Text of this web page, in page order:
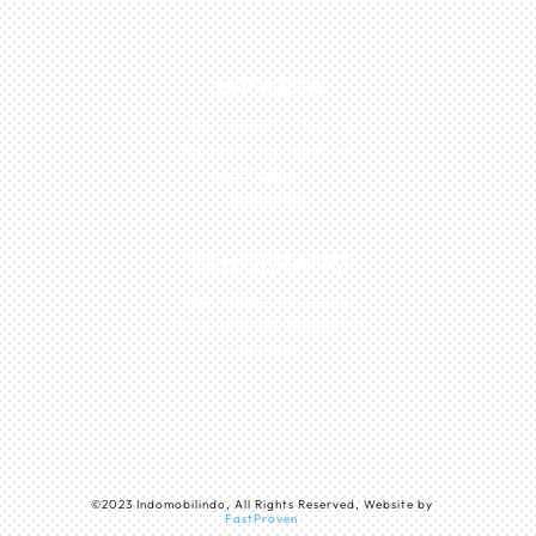
JAKARTA
Perumahan Boulevard
Taman Surya 3 Blok h2,
No.27, Jakarta –
Indonesia
TANGERANG
Husein Sastra Negara,
No.8 Jurumudi Tangerang
– Indonesia
©2023Indomobilindo, All Rights Reserved, Website by
FastProven